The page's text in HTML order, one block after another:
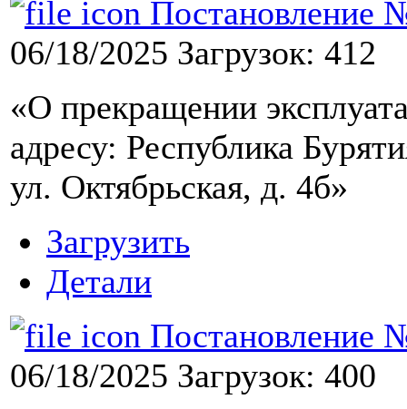
Постановление
06/18/2025 Загрузок: 412
«О прекращении
адресу: Республика
ул. Октябрьская, д. 4б»
Загрузить
Детали
Постановление
06/18/2025 Загрузок: 400